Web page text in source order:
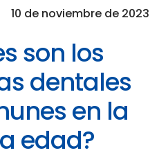
10 de noviembre de 2023
son los
dentales
en la
edad?